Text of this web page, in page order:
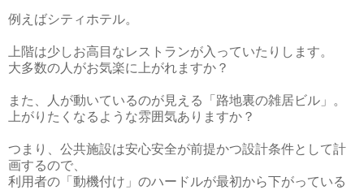
例えばシティホテル。
上階は少しお高目なレストランが入っていたりします。
大多数の人がお気楽に上がれますか？
また、人が動いているのが見える「路地裏の雑居ビル」。
上がりたくなるような雰囲気ありますか？
つまり、公共施設は安心安全が前提かつ設計条件として計
画するので、
利用者の「動機付け」のハードルが最初から下がっている